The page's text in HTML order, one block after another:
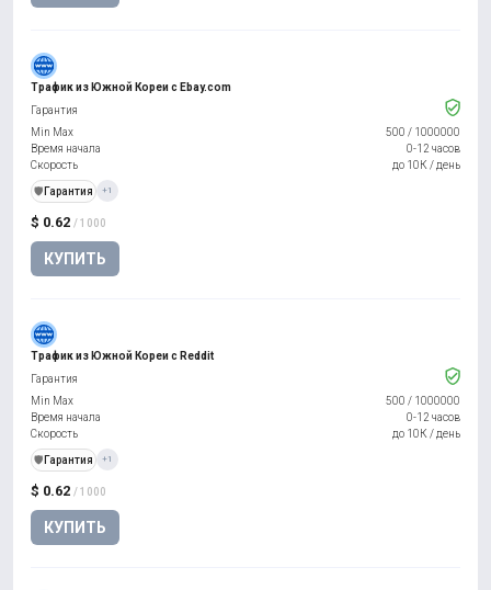
Трафик из Южной Кореи с Ebay.com
$ 0.62 / 1000
КУПИТЬ
Гарантия
Min Max
500 / 1000000
Время начала
0-12 часов
Скорость
до 10К / день
️🛡️ Гарантия +1
Трафик из Южной Кореи с Reddit
$ 0.62 / 1000
КУПИТЬ
Гарантия
Min Max
500 / 1000000
Время начала
0-12 часов
Скорость
до 10К / день
️🛡️ Гарантия +1